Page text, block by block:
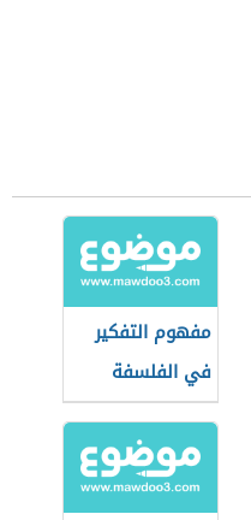
مفهوم التفكير
في الفلسفة